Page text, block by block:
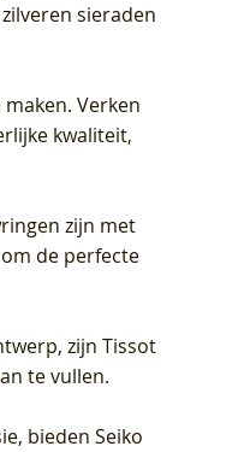
sieraden
Verken
kwaliteit,
zijn met
de perfecte
zijn Tissot
te vullen.
bieden Seiko